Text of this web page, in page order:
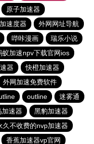
原子加速器
速度器
外网网址导航
哔咔漫画
瑞乐小说
蚁加速npv下载官网ios
器
快橙加速器
外网加速免费软件
outline
迷雾通
加速器
黑豹加速器
久不收费的nvp加速器
香蕉加速器vp官网